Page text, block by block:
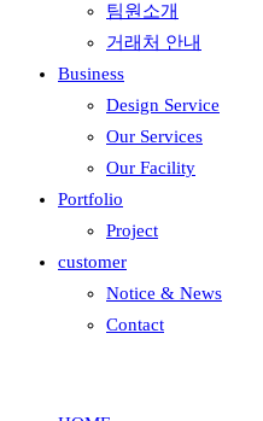
팀원소개
거래처 안내
Business
Design Service
Our Services
Our Facility
Portfolio
Project
customer
Notice & News
Contact